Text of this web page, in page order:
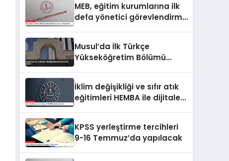
MEB, eğitim kurumlarına ilk
defa yönetici görevlendirme
Musul’da İlk Türkçe
Yükseköğretim Bölümü
İklim değişikliği ve sıfır atık
eğitimleri HEMBA ile dijitale
KPSS yerleştirme tercihleri
9-16 Temmuz’da yapılacak